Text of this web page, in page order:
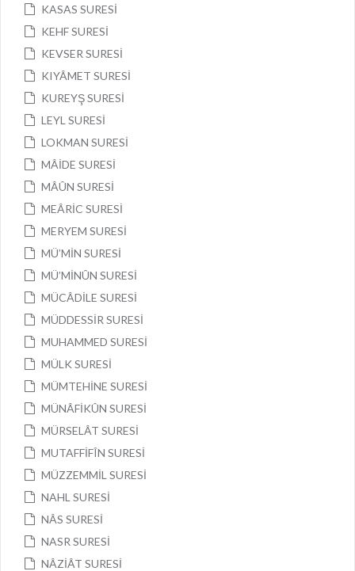
KASAS SURESİ
KEHF SURESİ
KEVSER SURESİ
KIYÂMET SURESİ
KUREYŞ SURESİ
LEYL SURESİ
LOKMAN SURESİ
MÂİDE SURESİ
MÂÛN SURESİ
MEÂRİC SURESİ
MERYEM SURESİ
MÜ’MİN SURESİ
MÜ’MİNÛN SURESİ
MÜCÂDİLE SURESİ
MÜDDESSİR SURESİ
MUHAMMED SURESİ
MÜLK SURESİ
MÜMTEHİNE SURESİ
MÜNÂFİKÛN SURESİ
MÜRSELÂT SURESİ
MUTAFFİFÎN SURESİ
MÜZZEMMİL SURESİ
NAHL SURESİ
NÂS SURESİ
NASR SURESİ
NÂZİÂT SURESİ